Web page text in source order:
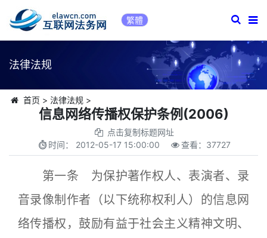
繁體
法律法规
首页 > 法律法规 >
信息网络传播权保护条例(2006)
点击复制标题网址
时间： 2012-05-17 15:00:00 查看： 37727
第一条 为保护著作权人、表演者、录
音录像制作者（以下统称权利人）的信息网
络传播权，鼓励有益于社会主义精神文明、